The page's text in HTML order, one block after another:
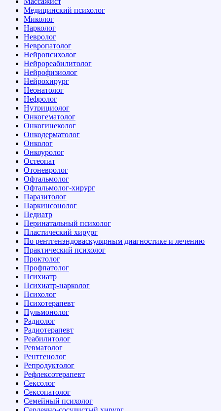
Медицинский психолог
Миколог
Нарколог
Невролог
Невропатолог
Нейропсихолог
Нейрореабилитолог
Нейрофизиолог
Нейрохирург
Неонатолог
Нефролог
Нутрициолог
Онкогематолог
Онкогинеколог
Онкодерматолог
Онколог
Онкоуролог
Остеопат
Отоневролог
Офтальмолог
Офтальмолог-хирург
Паразитолог
Паркинсонолог
Педиатр
Перинатальный психолог
Пластический хирург
По рентгенэндоваскулярным диагностике и лечению
Практический психолог
Проктолог
Профпатолог
Психиатр
Психиатр-нарколог
Психолог
Психотерапевт
Пульмонолог
Радиолог
Радиотерапевт
Реабилитолог
Ревматолог
Рентгенолог
Репродуктолог
Рефлексотерапевт
Сексолог
Сексопатолог
Семейный психолог